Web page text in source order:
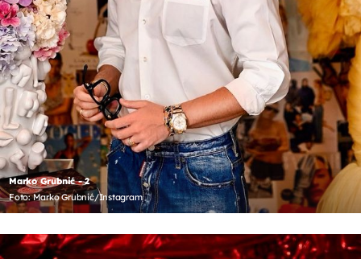
Marko Grubnić - 2
Foto: Marko Grubnić/Instagram